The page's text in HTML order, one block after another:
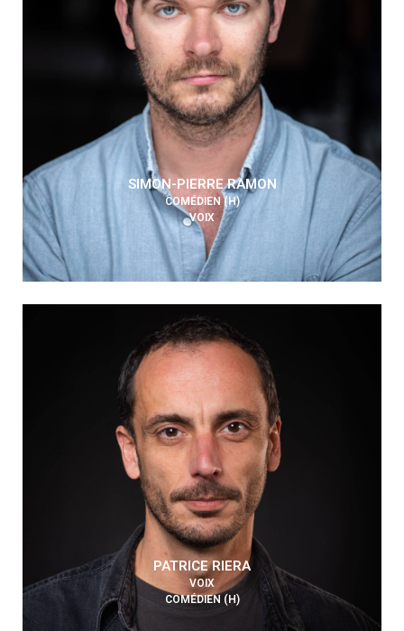
SIMON-PIERRE RAMON
COMÉDIEN (H)
VOIX
PATRICE RIERA
VOIX
COMÉDIEN (H)